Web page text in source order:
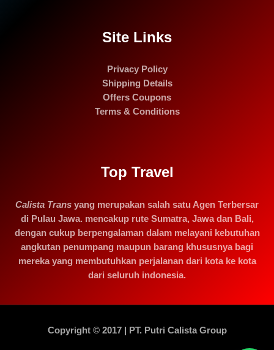
Site Links
Privacy Policy
Shipping Details
Offers Coupons
Terms & Conditions
Top Travel
Calista Trans yang merupakan salah satu Agen Terbersar
di Pulau Jawa. mencakup rute Sumatra, Jawa dan Bali,
dengan cukup berpengalaman dalam melayani kebutuhan
angkutan penumpang maupun barang khususnya bagi
mereka yang membutuhkan perjalanan dari kota ke kota
dari seluruh indonesia.
Copyright © 2017 | PT. Putri Calista Group